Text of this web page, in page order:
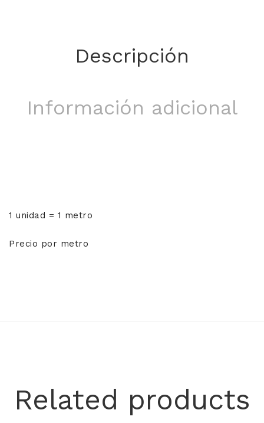
Descripción
Información adicional
1 unidad = 1 metro
Precio por metro
Related products